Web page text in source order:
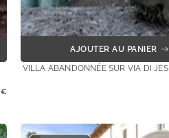
€
AJOUTER AU PANIER
VILLA ABANDONNÉE SUR VIA DI JESI